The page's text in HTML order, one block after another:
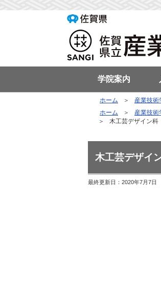
学院案内
ホーム 産業技術
ホーム
産業技術
木工芸デザイン科
木工芸デザイ
最終更新日： 2020年7月7日